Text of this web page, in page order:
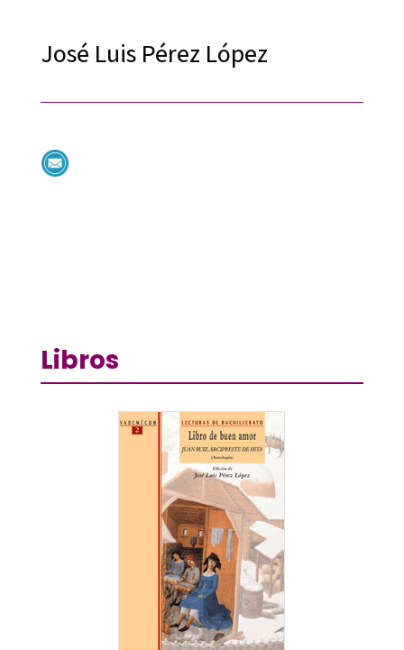
José Luis Pérez López
Libros